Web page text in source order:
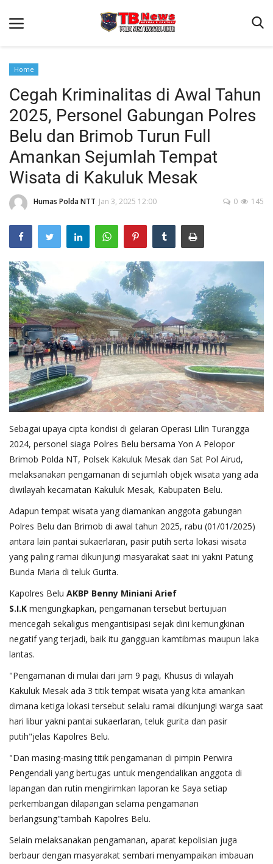
Beranda
Binkam
Terms & Conditions
Reskrim
Lantas
Polisi Kita
Mitra Polisi
Giat Ops
Link Polda NTT
Home
Cegah Kriminalitas di Awal Tahun
2025, Personel Gabungan Polres
Belu dan Brimob Turun Full
Amankan Sejumlah Tempat
Wisata di Kakuluk Mesak
Humas Polda NTT Jan 3, 2025 12:00 145
0
Sebagai upaya cipta kondisi di gelaran Operasi Lilin Turangga
2024, personel siaga Polres Belu bersama Yon A Pelopor
Brimob Polda NT, Polsek Kakuluk Mesak dan Sat Pol Airud,
melaksanakan pengamanan di sejumlah objek wisata yang ada
diwilayah kecamatan Kakuluk Mesak, Kabupaten Belu.
Adapun tempat wisata yang diamankan anggota gabungan
Polres Belu dan Brimob di awal tahun 2025, rabu (01/01/2025)
antara lain pantai sukaerlaran, pasir putih serta lokasi wisata
yang paling ramai dikunjungi masyarakat saat ini yakni Patung
Bunda Maria di teluk Gurita.
Kapolres Belu AKBP Benny Miniani Arief
S.I.K mengungkapkan, pengamanan tersebut bertujuan
mencegah sekaligus mengantisipasi sejak dini kemungkinan
negatif yang terjadi, baik itu gangguan kamtibmas maupun laka
lantas.
"Pengamanan di mulai dari jam 9 pagi, Khusus di wilayah
Kakuluk Mesak ada 3 titik tempat wisata yang kita amankan
dimana ketiga lokasi tersebut selalu ramai dikunjungi warga saat
hari libur yakni pantai sukaerlaran, teluk gurita dan pasir
putih"jelas Kapolres Belu.
"Dan masing-masing titik pengamanan di pimpin Perwira
Pengendali yang bertugas untuk mengendalikan anggota di
lapangan dan rutin mengirimkan laporan ke Saya setiap
perkembangan dilapangan selama pengamanan
berlangsung"tambah Kapolres Belu.
Selain melaksanakan pengamanan, aparat kepolisian juga
berbaur dengan masyarakat sembari menyampaikan imbauan